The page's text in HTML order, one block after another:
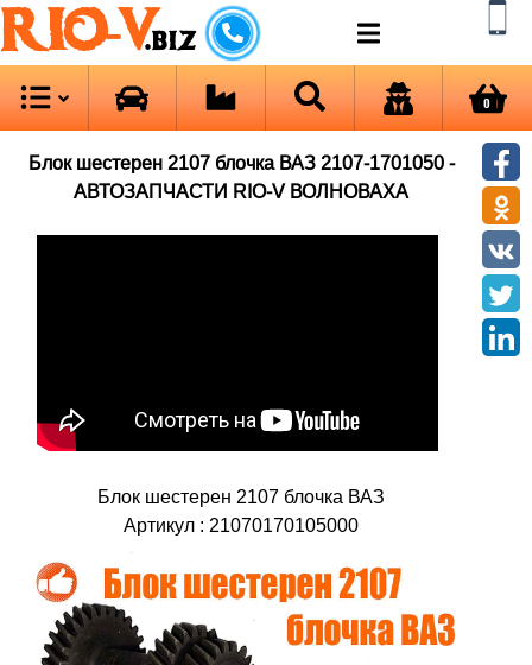
RIO-V.biz
0
Блок шестерен 2107 блочка ВАЗ 2107-1701050 -
АВТОЗАПЧАСТИ RIO-V ВОЛНОВАХА
Блок шестерен 2107 блочка ВАЗ
Артикул : 21070170105000